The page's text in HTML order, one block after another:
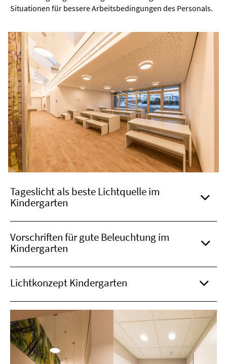
Situationen für bessere Arbeitsbedingungen des Personals.
Tageslicht als beste Lichtquelle im
Kindergarten
Vorschriften für gute Beleuchtung im
Kindergarten
Lichtkonzept Kindergarten